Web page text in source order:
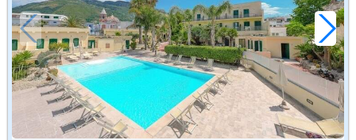
a notte